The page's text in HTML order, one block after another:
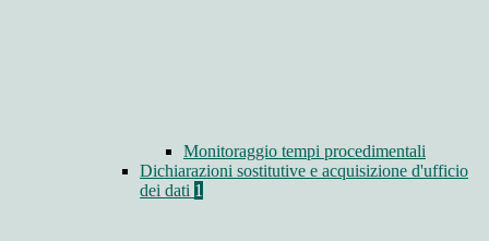
Monitoraggio tempi procedimentali
Dichiarazioni sostitutive e acquisizione d'ufficio
dei dati 1